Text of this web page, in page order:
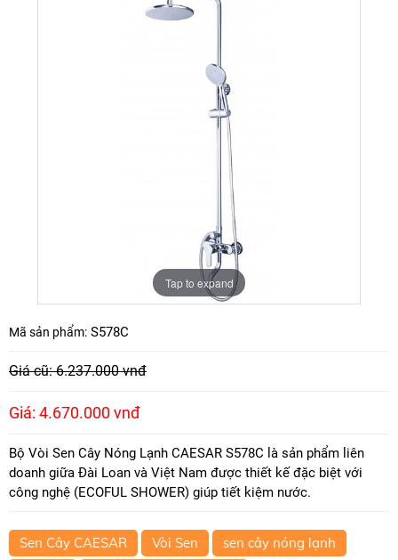
Tap to expand
Mã sản phẩm: S578C
Giá cũ: 6.237.000 vnđ
Giá: 4.670.000 vnđ
Bộ Vòi Sen Cây Nóng Lạnh CAESAR S578C là sản phẩm liên
doanh giữa Đài Loan và Việt Nam được thiết kế đặc biệt với
công nghệ (ECOFUL SHOWER) giúp tiết kiệm nước.
Sen Cây CAESAR Vòi Sen
sen cây nóng lạnh